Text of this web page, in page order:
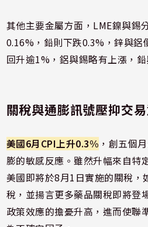
其他主要金屬方面，LME鎳與錫
0.16%，鉛則下跌0.3%，鋅與鋁
回升逾1%，鋁與錫略有上漲，
關稅與通膨訊號壓抑交
美國6月CPI上升0.3% ，創五個
膨的敏感反應。雖然升幅來自特
美國即將於8月1日實施的關稅，
稅，並揚言更多藥品關稅即將登
政策效應的擔憂升高，進而使聯